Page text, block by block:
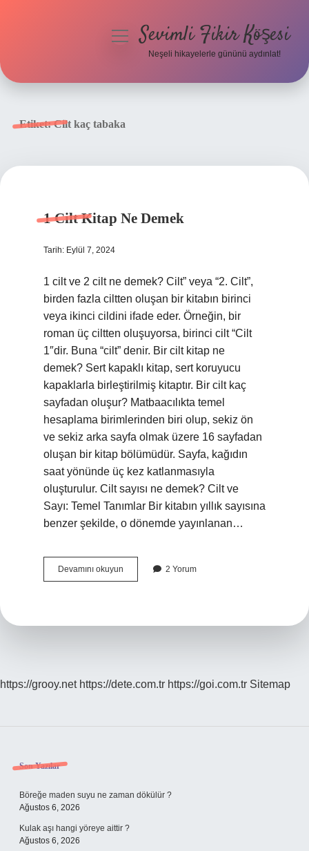
menüyüSevimli Fikir Köşesi
Neşeli hikayelerle gününü aydınlat!
Etiket:Cilt kaç tabaka
1 Cilt Kitap Ne Demek
Tarih: Eylül 7, 2024
1 cilt ve 2 cilt ne demek? Cilt” veya “2. Cilt”,
birden fazla ciltten oluşan bir kitabın birinci
veya ikinci cildini ifade eder. Örneğin, bir
roman üç ciltten oluşuyorsa, birinci cilt “Cilt
1″dir. Buna “cilt” denir. Bir cilt kitap ne
demek? Sert kapaklı kitap, sert koruyucu
kapaklarla birleştirilmiş kitaptır. Bir cilt kaç
sayfadan oluşur? Matbaacılıkta temel
hesaplama birimlerinden biri olup, sekiz ön
ve sekiz arka sayfa olmak üzere 16 sayfadan
oluşan bir kitap bölümüdür. Sayfa, kağıdın
saat yönünde üç kez katlanmasıyla
oluşturulur. Cilt sayısı ne demek? Cilt ve
Sayı: Temel Tanımlar Bir kitabın yıllık sayısına
benzer şekilde, o dönemde yayınlanan…
Devamını okuyun
Cilt
2 Yorum
https://grooy.net https://dete.com.tr https://goi.com.tr Sitemap
Sidebar
Son Yazılar
Böreğe maden suyu ne zaman dökülür ?
Ağustos 6, 2026
Kulak aşı hangi yöreye aittir ?
Ağustos 6, 2026